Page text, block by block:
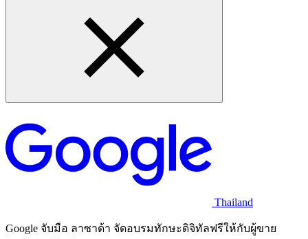
Thailand
Google จับมือ ลาซาด้า จัดอบรมทักษะดิจิทัลฟรีให้กับผู้ขาย